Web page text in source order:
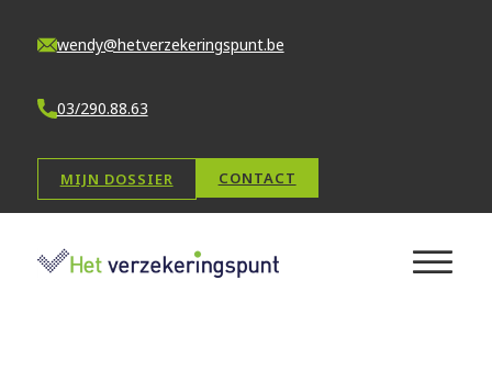
wendy@hetverzekeringspunt.be
03/290.88.63
MIJN DOSSIER CONTACT